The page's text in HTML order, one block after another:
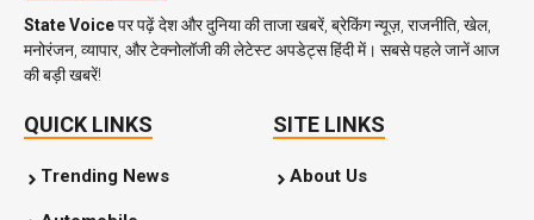
State Voiceपर पढ़ें देश और दुनिया की ताजा खबरें, ब्रेकिंग न्यूज़, राजनीति, खेल,
मनोरंजन, व्यापार, और टेक्नोलॉजी की लेटेस्ट अपडेट्स हिंदी में। सबसे पहले जानें आज
की बड़ी खबरें!
QUICK LINKS
Trending News
SITE LINKS
About Us